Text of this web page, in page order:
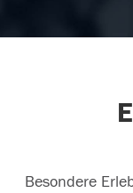
Besondere